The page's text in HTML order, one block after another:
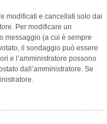
modificati e cancellati solo dai
Per modificare un
messaggio (a cui è sempre
il sondaggio può essere
e l’amministratore possono
dall’amministratore. Se